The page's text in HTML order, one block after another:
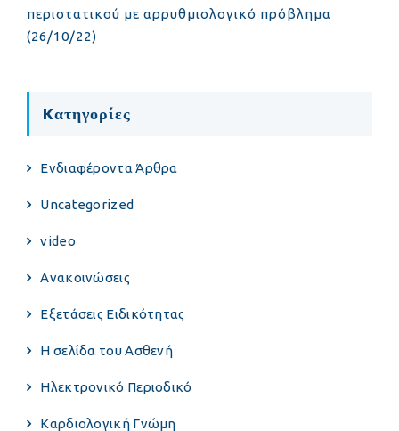
περιστατικού με αρρυθμιολογικό πρόβλημα
(26/10/22)
Kατηγορίες
Eνδιαφέροντα Άρθρα
Uncategorized
video
Ανακοινώσεις
Εξετάσεις Ειδικότητας
Η σελίδα του Ασθενή
Ηλεκτρονικό Περιοδικό
Καρδιολογική Γνώμη